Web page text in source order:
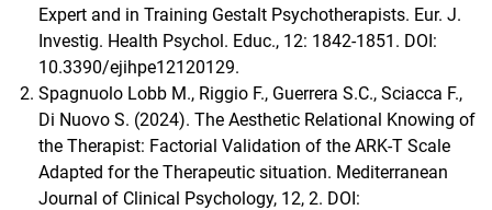
Expert and in Training Gestalt Psychotherapists. Eur. J.
Investig. Health Psychol. Educ., 12: 1842-1851. DOI:
10.3390/ejihpe12120129.
Spagnuolo Lobb M., Riggio F., Guerrera S.C., Sciacca F.,
Di Nuovo S. (2024). The Aesthetic Relational Knowing of
the Therapist: Factorial Validation of the ARK-T Scale
Adapted for the Therapeutic situation. Mediterranean
Journal of Clinical Psychology, 12, 2. DOI: